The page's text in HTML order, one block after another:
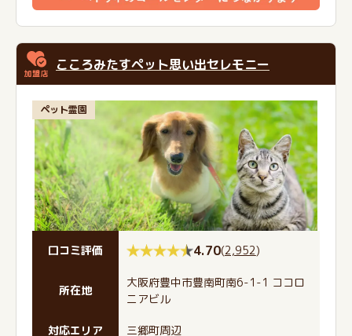
こころみたすペット思い出セレモニー
ペット霊園
口コミ評価 4.70(2,952)
所在地
大阪府豊中市豊南町南6-1-1 ココロ
ニアビル
対応エリア 三郷町周辺